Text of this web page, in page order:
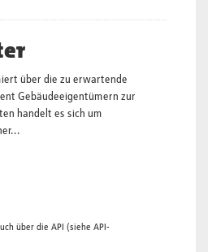
über die zu erwartende
Gebäudeeigentümern zur
handelt es sich um
über die API (siehe API-